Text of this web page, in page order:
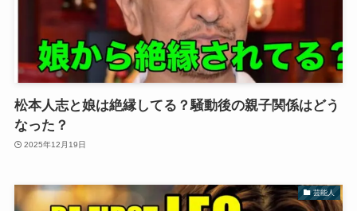
松本人志と娘は絶縁してる？騒動後の親子関係はどう
なった？
2025年12月19日
芸能人